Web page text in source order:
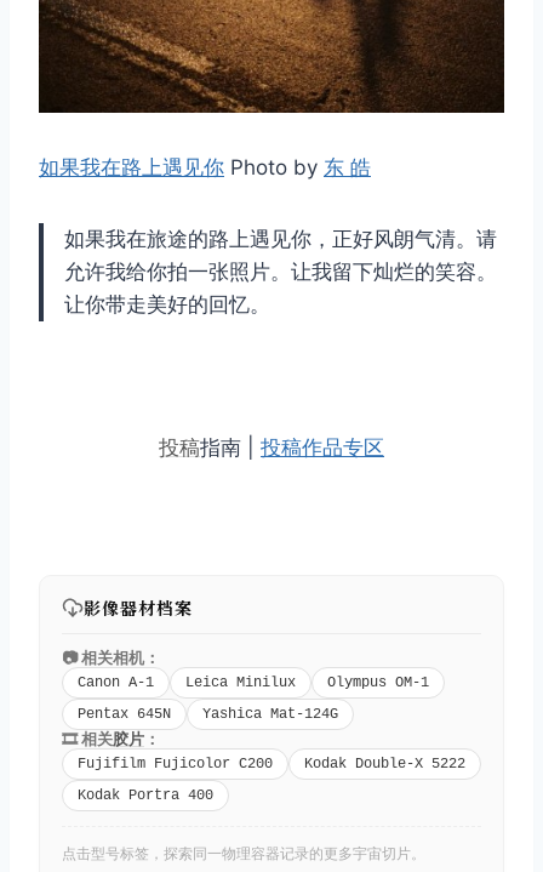
如果我在路上遇见你 Photo by 东 皓
如果我在旅途的路上遇见你，正好风朗气清。请
允许我给你拍一张照片。让我留下灿烂的笑容。
让你带走美好的回忆。
投稿指南 | 投稿作品专区
影像器材档案
📷 相关相机：
Canon A-1 Leica Minilux
Olympus OM-1
Pentax 645N
Yashica Mat-124G
🎞️ 相关胶片 ：
Fujifilm Fujicolor C200
Kodak Double-X 5222
Kodak Portra 400
点击型号标签，探索同一物理容器记录的更多宇宙切片。